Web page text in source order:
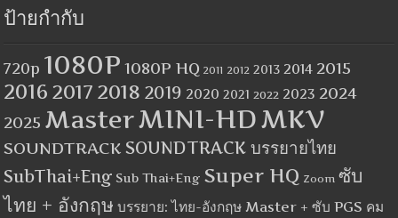
ป้ายกำกับ
720p 1080P 1080P HQ 2011 2012 2013 2014 2015
2016 2017 2018 2019 2020 2021 2022 2023 2024
2025 MasterMINI-HDMKV
SOUNDTRACK SOUNDTRACK บรรยายไทย
SubThai+Eng Sub Thai+Eng Super HQ Zoom ซับ
ไทย + อังกฤษ บรรยาย: ไทย-อังกฤษ Master + ซับ PGS คม